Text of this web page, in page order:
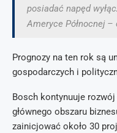
posiadać napęd
Ameryce Północnej –
Prognozy na ten rok są
gospodarczych i
Bosch kontynuuje
głównego obszaru
zainicjować około 30